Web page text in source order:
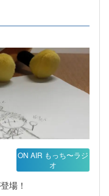
場！
ON AIR もっち〜ラジ
オ